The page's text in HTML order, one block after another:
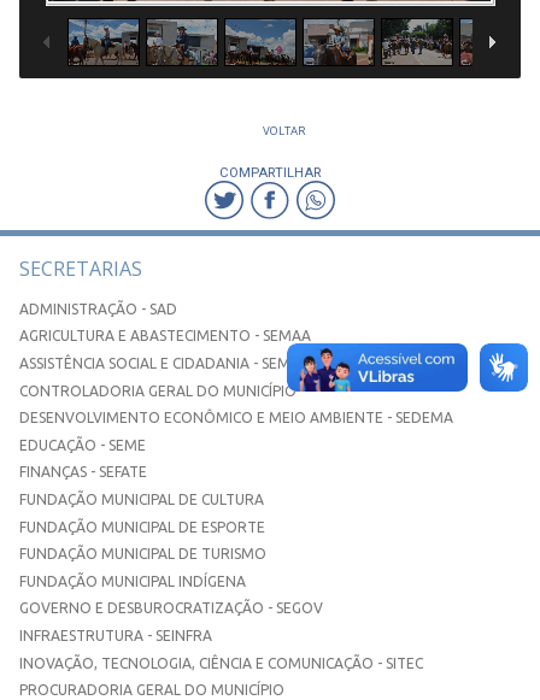
VOLTAR
COMPARTILHAR
SECRETARIAS
ADMINISTRAÇÃO - SAD
AGRICULTURA E ABASTECIMENTO - SEMAA
ASSISTÊNCIA SOCIAL E CIDADANIA - SEMASC
CONTROLADORIA GERAL DO MUNICÍPIO
DESENVOLVIMENTO ECONÔMICO E MEIO AMBIENTE - SEDEMA
EDUCAÇÃO - SEME
FINANÇAS - SEFATE
FUNDAÇÃO MUNICIPAL DE CULTURA
FUNDAÇÃO MUNICIPAL DE ESPORTE
FUNDAÇÃO MUNICIPAL DE TURISMO
FUNDAÇÃO MUNICIPAL INDÍGENA
GOVERNO E DESBUROCRATIZAÇÃO - SEGOV
INFRAESTRUTURA - SEINFRA
INOVAÇÃO, TECNOLOGIA, CIÊNCIA E COMUNICAÇÃO - SITEC
PROCURADORIA GERAL DO MUNICÍPIO